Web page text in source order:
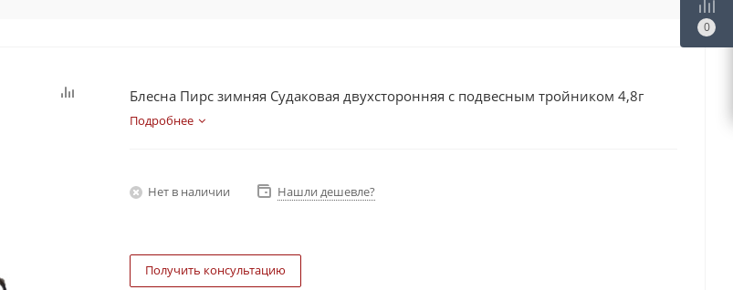
Блесна Пирс зимняя Судаковая двухсторонняя с подвесным тройником 4,8г
Подробнее
Нет в наличии Нашли дешевле?
Получить консультацию
0